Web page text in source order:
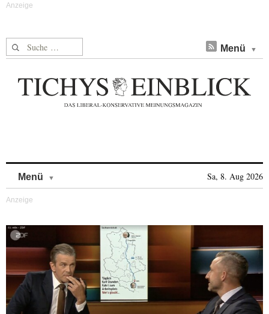
Suche nach: Menü
Menü Sa, 8. Aug 2026